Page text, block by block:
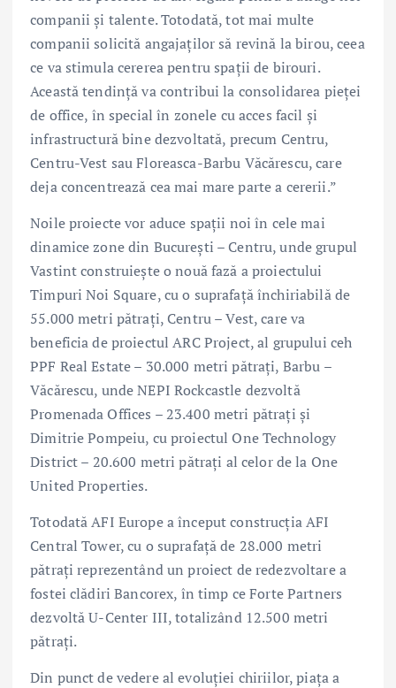
companii și talente. Totodată, tot mai multe
companii solicită angajaților să revină la birou, ceea
ce va stimula cererea pentru spații de birouri.
Această tendință va contribui la consolidarea pieței
de office, în special în zonele cu acces facil și
infrastructură bine dezvoltată, precum Centru,
Centru-Vest sau Floreasca-Barbu Văcărescu, care
deja concentrează cea mai mare parte a cererii.”
Noile proiecte vor aduce spații noi în cele mai
dinamice zone din București – Centru, unde grupul
Vastint construiește o nouă fază a proiectului
Timpuri Noi Square, cu o suprafață închiriabilă de
55.000 metri pătrați, Centru – Vest, care va
beneficia de proiectul ARC Project, al grupului ceh
PPF Real Estate – 30.000 metri pătrați, Barbu –
Văcărescu, unde NEPI Rockcastle dezvoltă
Promenada Offices – 23.400 metri pătrați și
Dimitrie Pompeiu, cu proiectul One Technology
District – 20.600 metri pătrați al celor de la One
United Properties.
Totodată AFI Europe a început construcția AFI
Central Tower, cu o suprafață de 28.000 metri
pătrați reprezentând un proiect de redezvoltare a
fostei clădiri Bancorex, în timp ce Forte Partners
dezvoltă U-Center III, totalizând 12.500 metri
pătrați.
Din punct de vedere al evoluției chiriilor, piața a